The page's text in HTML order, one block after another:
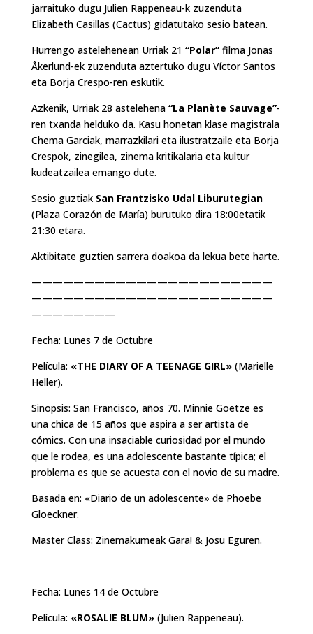
jarraituko dugu Julien Rappeneau-k zuzenduta
Elizabeth Casillas (Cactus) gidatutako sesio batean.
Hurrengo astelehenean Urriak 21 “Polar”filma Jonas
Åkerlund-ek zuzenduta aztertuko dugu Víctor Santos
eta Borja Crespo-ren eskutik.
Azkenik, Urriak 28 astelehena “La Planète Sauvage”-
ren txanda helduko da. Kasu honetan klase magistrala
Chema Garciak, marrazkilari eta ilustratzaile eta Borja
Crespok, zinegilea, zinema kritikalaria eta kultur
kudeatzailea emango dute.
Sesio guztiak San Frantzisko Udal Liburutegian
(Plaza Corazón de María) burutuko dira 18:00etatik
21:30 etara.
Aktibitate guztien sarrera doakoa da lekua bete harte.
———————————————————————
———————————————————————
————————
Fecha: Lunes 7 de Octubre
Película: «THE DIARY OF A TEENAGE GIRL»(Marielle
Heller).
Sinopsis: San Francisco, años 70. Minnie Goetze es
una chica de 15 años que aspira a ser artista de
cómics. Con una insaciable curiosidad por el mundo
que le rodea, es una adolescente bastante típica; el
problema es que se acuesta con el novio de su madre.
Basada en: «Diario de un adolescente» de Phoebe
Gloeckner.
Master Class: Zinemakumeak Gara! & Josu Eguren.
Fecha: Lunes 14 de Octubre
Película: «ROSALIE BLUM»(Julien Rappeneau).